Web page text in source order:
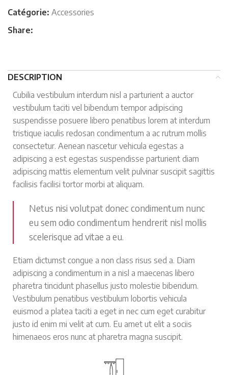
Catégorie: Accessories
Share:
DESCRIPTION
Cubilia vestibulum interdum nisl a parturient a auctor
vestibulum taciti vel bibendum tempor adipiscing
suspendisse posuere libero penatibus lorem at interdum
tristique iaculis redosan condimentum a ac rutrum mollis
consectetur. Aenean nascetur vehicula egestas a
adipiscing a est egestas suspendisse parturient diam
adipiscing mattis elementum velit pulvinar suscipit sagittis
facilisis facilisi tortor morbi at aliquam.
Netus nisi volutpat donec condimentum nunc
eu sem odio condimentum hendrerit nisl mollis
scelerisque ad vitae a eu.
Etiam dictumst congue a non class risus sed a. Diam
adipiscing a condimentum in a nisl a maecenas libero
pharetra tincidunt phasellus justo molestie bibendum.
Vestibulum penatibus vestibulum lobortis vehicula
euismod a platea taciti a eget in nec cum eget curabitur
justo id enim mi velit at cum. Eu amet ut elit a sociis
himenaeos eros nunc at pharetra magna suscipit.